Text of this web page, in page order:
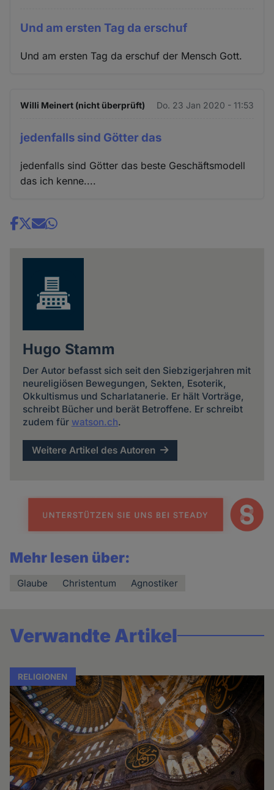
Und am ersten Tag da erschuf
Und am ersten Tag da erschuf der Mensch Gott.
Willi Meinert (nicht überprüft) Do. 23 Jan 2020 - 11:53
jedenfalls sind Götter das
jedenfalls sind Götter das beste Geschäftsmodell
das ich kenne....
Share
Hugo Stamm
Der Autor befasst sich seit den Siebzigerjahren mit
neureligiösen Bewegungen, Sekten, Esoterik,
Okkultismus und Scharlatanerie. Er hält Vorträge,
schreibt Bücher und berät Betroffene. Er schreibt
zudem für watson.ch.
Weitere Artikel des Autoren
Mehr lesen über:
Glaube Christentum Agnostiker
Verwandte Artikel
RELIGIONEN